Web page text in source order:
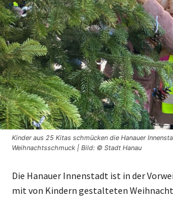
Kinder aus 25 Kitas schmücken die Hanauer
Weihnachtsschmuck | Bild: © Stadt Hanau
Die Hanauer Innenstadt ist in der
mit von Kindern gestalteten